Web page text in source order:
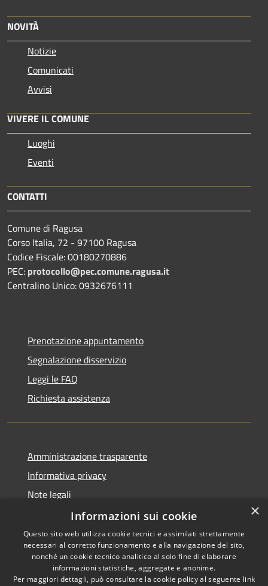
NOVITÀ
Notizie
Comunicati
Avvisi
VIVERE IL COMUNE
Luoghi
Eventi
CONTATTI
Comune di Ragusa
Corso Italia, 72 - 97100 Ragusa
Codice Fiscale: 00180270886
PEC: protocollo@pec.comune.ragusa.it
Centralino Unico: 0932676111
Prenotazione appuntamento
Segnalazione disservizio
Leggi le FAQ
Richiesta assistenza
Amministrazione trasparente
Informativa privacy
Note legali
Dichiarazione di accessibilità
RSS
Copyright © 2026 • Town of
×
Informazioni sui cookie
Questo sito web utilizza cookie tecnici e assimilati strettamente
necessari al corretto funzionamento e alla navigazione del sito,
nonché un cookie tecnico analitico al solo fine di elaborare
informazioni statistiche, aggregate e anonime.
Per maggiori dettagli, può consultare la cookie policy al seguente link